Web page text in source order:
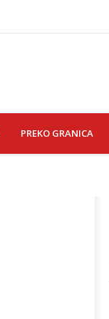
PREKO GRANICA